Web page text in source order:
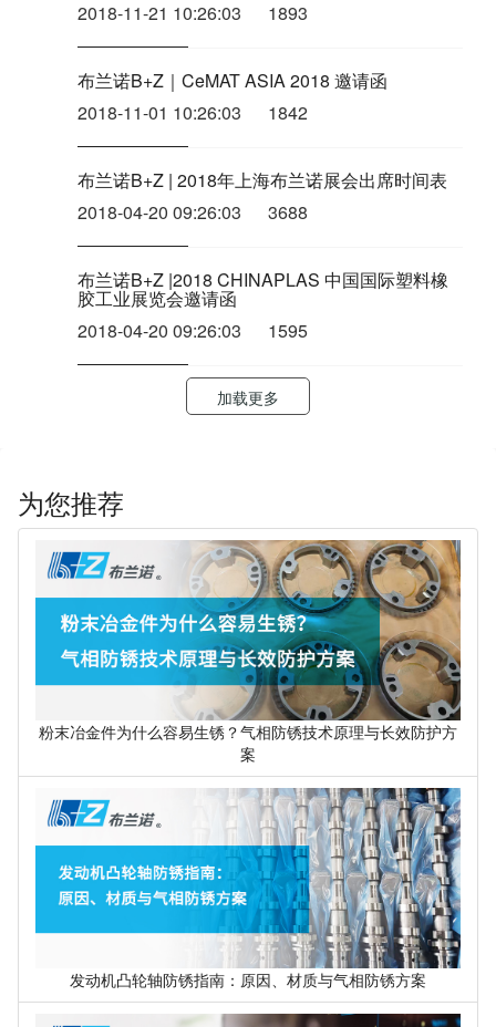
2018-11-21 10:26:03
1893
布兰诺B+Z｜CeMAT ASIA 2018 邀请函
2018-11-01 10:26:03
1842
布兰诺B+Z | 2018年上海布兰诺展会出席时间表
2018-04-20 09:26:03
3688
布兰诺B+Z |2018 CHINAPLAS 中国国际塑料橡
胶工业展览会邀请函
2018-04-20 09:26:03
1595
加载更多
为您推荐
粉末冶金件为什么容易生锈？气相防锈技术原理与长效防护方
案
发动机凸轮轴防锈指南：原因、材质与气相防锈方案